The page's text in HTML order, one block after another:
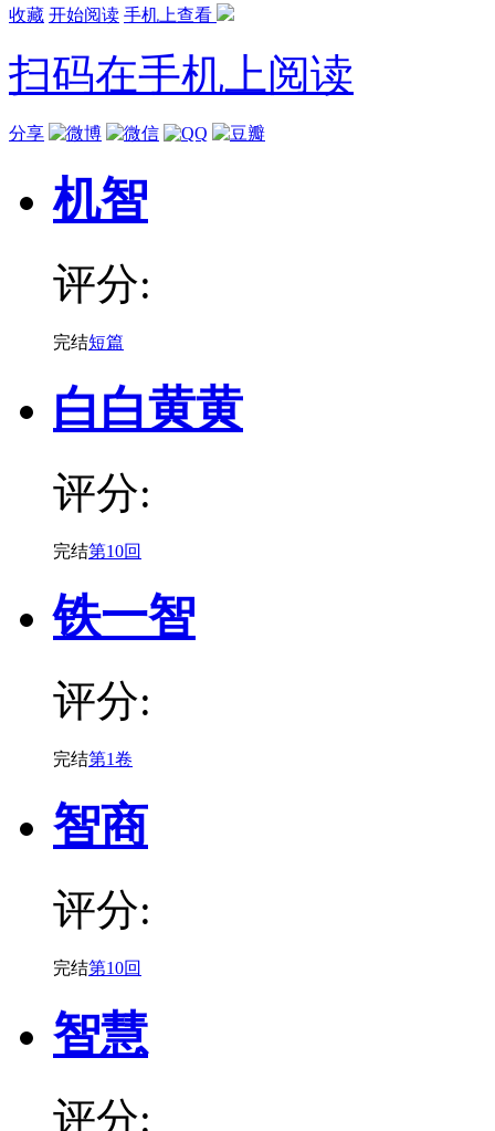
收藏 开始阅读 手机上查看
扫码在手机上阅读
分享
机智
评分:
完结短篇
白白黄黄
评分:
完结第10回
铁一智
评分:
完结第1卷
智商
评分:
完结第10回
智慧
评分: